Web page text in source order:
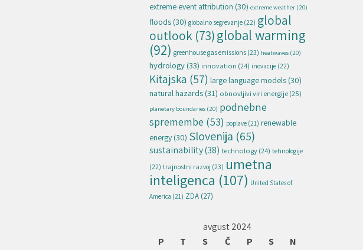
extreme event attribution (30) extreme weather (20)
floods (30) globalno segrevanje (22) global
outlook (73)global warming
(92) greenhouse gas emissions (23) heatwaves (20)
hydrology(33) innovation (24) inovacije (22)
Kitajska (57) large language models (30)
natural hazards (31) obnovljivi viri energije(25)
planetary boundaries (20) podnebne
spremembe (53) poplave (21) renewable
energy (30) Slovenija (65)
sustainability(38) technology(24) tehnologije
(22) trajnostni razvoj (23) umetna
inteligenca (107) United States of
America (21) ZDA (27)
avgust 2024
P
T S Č P S N